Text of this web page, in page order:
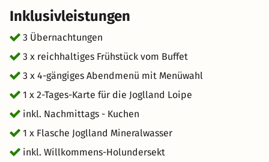
Inklusivleistungen
3 Übernachtungen
3 x reichhaltiges Frühstück vom Buffet
3 x 4-gängiges Abendmenü mit Menüwahl
1 x 2-Tages-Karte für die Joglland Loipe
inkl. Nachmittags - Kuchen
1 x Flasche Joglland Mineralwasser
inkl. Willkommens-Holundersekt